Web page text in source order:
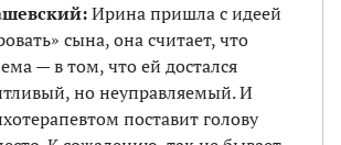
Ирина пришла с идеей
сына, она считает, что
— в том, что ей достался
но неуправляемый. И
поставит голову